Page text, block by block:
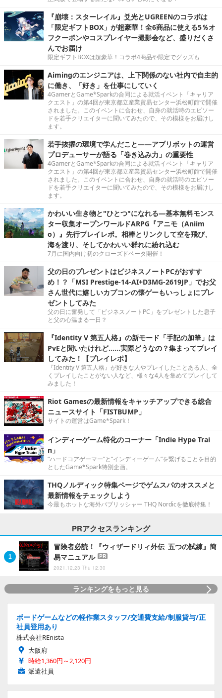
『崩壊：スターレイル』爻光とUGREENのコラボは
「限定ギフトBOX」が超豪華！全6商品に使える5％オ
フクーポンやコスプレイヤー撮影会など、盛りだくさ
んでお届け
限定ギフトBOXは超豪華！コラボ4商品や限定でグッズも
Aimingのエンジニアは、上下関係のない社内で自主的
に働き、「好き」を仕事にしていく
4GamerとGame*Sparkの合同による就活イベント「キャリア
クエスト」の第4回が東京都立産業貿易センター浜松町館で開催
されました。このイベントに合わせ、自身の就活時のエピソー
ドを若手クリエイターに聞いてみたので、その模様をお届けし
ます。
若手抜擢の環境で学んだこと――アプリボットの運営
プロデューサーが語る「巻き込み力」の重要性
4GamerとGame*Sparkの合同による就活イベント「キャリア
クエスト」の第4回が東京都立産業貿易センター浜松町館で開催
されました。このイベントに合わせ、自身の就活時のエピソー
ドを若手クリエイターに聞いてみたので、その模様をお届けし
ます。
かわいい生き物と"ひとつ"になれる―基本無料モンス
ター収集オープンワールドARPG『アニモ（Aniim
o）』先行プレイレポ。相棒とリンクして空を飛び、
海を渡り、そしてかわいい群れに紛れ込む
7月に国内向け初のクローズドベータ開催！
父の日のプレゼントはビジネスノートPCがおすす
め！？「MSI Prestige-14-AI+D3MG-2619JP」でお父
さん世代に嬉しいカプコンの懐ゲーもいっしょにプレ
ゼントしてみた
父の日に奮発して「ビジネスノートPC」をプレゼントした息子
と父の心温まる一日？
『Identity V 第五人格』の新モード「手記の加筆」は
PvEと聞いたけれど……実際どうなの？集まってプレイ
してみた！【プレイレポ】
『Identity V 第五人格』が好きな人やプレイしたことある人、全
くプレイしたことがない人など、様々な4人を集めてプレイして
みました！
Riot Gamesの最新情報をキャッチアップできる総合
ニュースサイト「FISTBUMP」
サイトの運営はGame*Spark！
インディーゲーム特化のコーナー「Indie Hype Trai
n」
“ハードコアゲーマー”と“インディーゲーム”を繋げることを目的
としたGame*Spark特別企画。
THQノルディック特集ページでゲムスパのオススメと
最新情報をチェックしよう
今最もホットな海外パブリッシャー THQ Nordicを徹底特集！
PRアクセスランキング
冒険者必読！『ウィザードリィ外伝 五つの試練』簡
易マニュアル
PR
2021.12.23 Thu 12:30
ランキングをもっと見る
ボードゲームなどの軽作業スタッフ/交通費支給/制服貸与/正
社員登用あり
株式会社REnista
大阪府
時給1,360円～2,120円
派遣社員